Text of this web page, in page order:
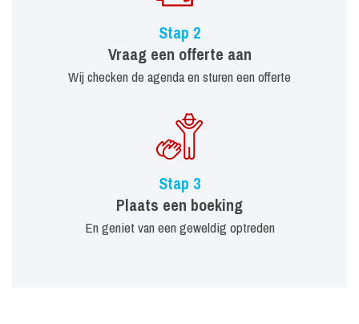
Stap 2
Vraag een offerte aan
Wij checken de agenda en sturen een offerte
Stap 3
Plaats een boeking
En geniet van een geweldig optreden